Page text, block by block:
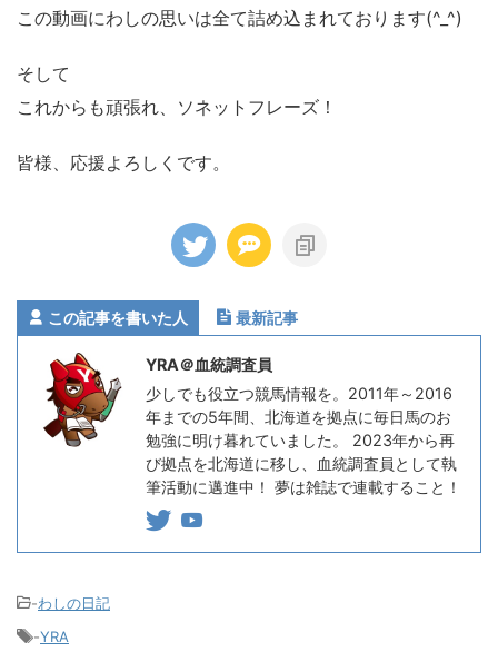
この動画にわしの思いは全て詰め込まれております(^_^)
そして
これからも頑張れ、ソネットフレーズ！
皆様、応援よろしくです。
この記事を書いた人 最新記事
YRA＠血統調査員
少しでも役立つ競馬情報を。2011年～2016
年までの5年間、北海道を拠点に毎日馬のお
勉強に明け暮れていました。 2023年から再
び拠点を北海道に移し、血統調査員として執
筆活動に邁進中！ 夢は雑誌で連載すること！
-わしの日記
-YRA